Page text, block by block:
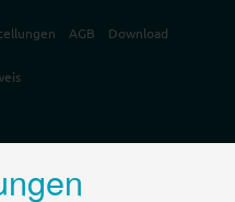
AGB Download